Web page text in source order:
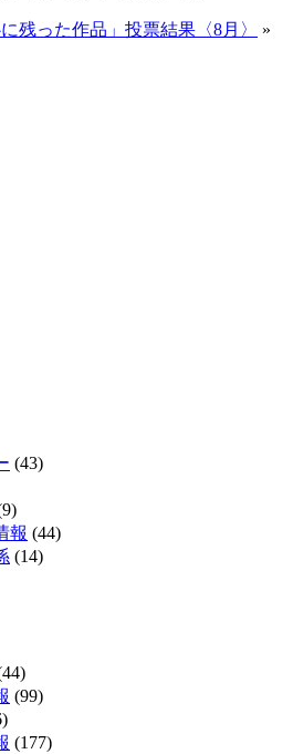
に残った作品」投票結果〈8月〉 »
(43)
報 (44)
(14)
(99)
(177)